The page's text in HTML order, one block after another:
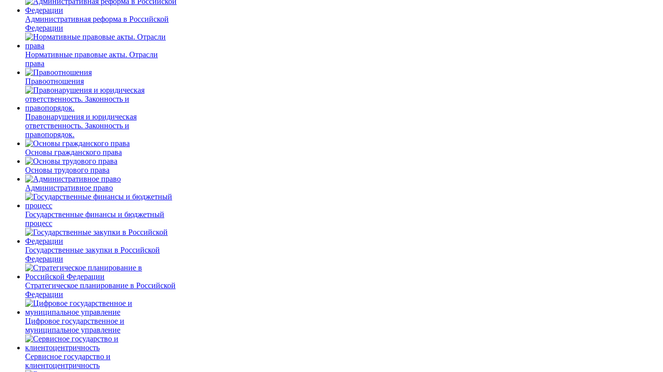
Административная реформа в Российской
Федерации
Нормативные правовые акты. Отрасли
права
Правоотношения
Правонарушения и юридическая
ответственность. Законность и
правопорядок.
Основы гражданского права
Основы трудового права
Административное право
Государственные финансы и бюджетный
процесс
Государственные закупки в Российской
Федерации
Стратегическое планирование в Российской
Федерации
Цифровое государственное и
муниципальное управление
Сервисное государство и
клиентоцентричность